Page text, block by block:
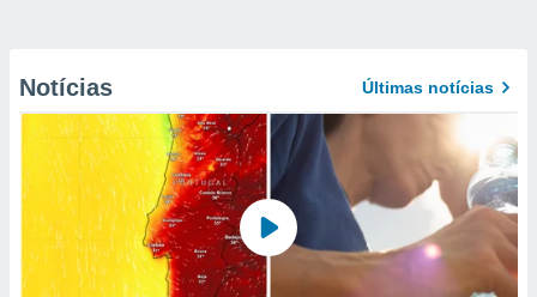
Notícias Últimas notícias